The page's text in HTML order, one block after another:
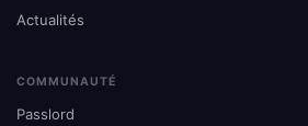
Actualités
COMMUNAUTÉ
Passlord